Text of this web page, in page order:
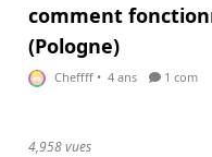
comment
(Pologne)
Cheffff • 4 ans 1 com
4,958 vues